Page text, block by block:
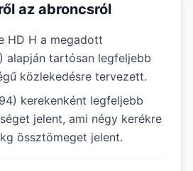
az abroncsról
HD H a megadott
alapján tartósan legfeljebb
közlekedésre tervezett.
kerekenként legfeljebb
jelent, ami négy kerékre
össztömeget jelent.